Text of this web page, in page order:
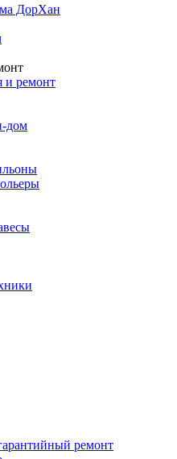
ДорХан
и ремонт
дом
ремонт